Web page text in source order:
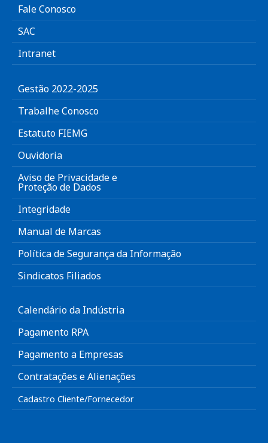
Fale Conosco
SAC
Intranet
Gestão 2022-2025
Trabalhe Conosco
Estatuto FIEMG
Ouvidoria
Aviso de Privacidade e
Proteção de Dados
Integridade
Manual de Marcas
Política de Segurança da Informação
Sindicatos Filiados
Calendário da Indústria
Pagamento RPA
Pagamento a Empresas
Contratações e Alienações
Cadastro Cliente/Fornecedor